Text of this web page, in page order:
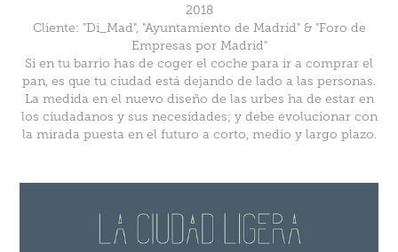
2018
Cliente: "Di_Mad", "Ayuntamiento de Madrid" & "Foro de
Empresas por Madrid"
Si en tu barrio has de coger el coche para ir a comprar el
pan, es que tu ciudad está dejando de lado a las personas.
La medida en el nuevo diseño de las urbes ha de estar en
los ciudadanos y sus necesidades; y debe evolucionar con
la mirada puesta en el futuro a corto, medio y largo plazo.